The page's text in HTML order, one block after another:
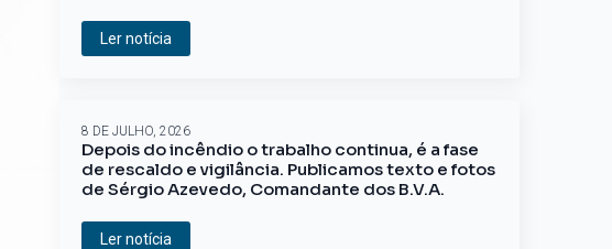
Ler notícia
Depois do incêndio o trabalho continua, é a fase
de rescaldo e vigilância. Publicamos texto e fotos
de Sérgio Azevedo, Comandante dos B.V.A.
8 DE JULHO, 2026
Ler notícia